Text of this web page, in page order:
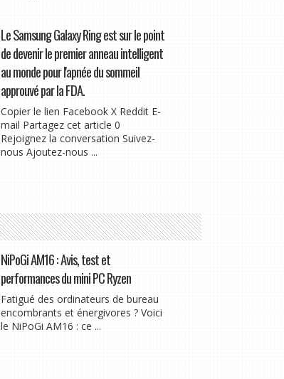
Le Samsung Galaxy Ring est sur le point
de devenir le premier anneau intelligent
au monde pour l'apnée du sommeil
approuvé par la FDA.
Copier le lien Facebook X Reddit E-
mail Partagez cet article 0
Rejoignez la conversation Suivez-
nous Ajoutez-nous ...
NiPoGi AM16 : Avis, test et
performances du mini PC Ryzen
Fatigué des ordinateurs de bureau
encombrants et énergivores ? Voici
le NiPoGi AM16 : ce ...